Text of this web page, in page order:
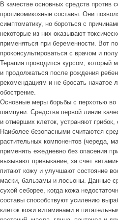
В качестве основных средств против
противомикозные составы. Они
симптоматику, но бороться с
некоторые из них оказывают
применяться при беременности. Вот
проконсультироваться с врачом и
Терапия проводится курсом, который
и продолжаться после рождения
рекомендациям и не бросать начатое
обострение.
Основные меры борьбы с перхотью во
шампуни. Средства первой линии
и отмерших клеток, устраняют
Наиболее безопасными считаются
растительных компонентов (череда,
применять ежедневно без опасения
вызывают привыкание, за счет
питают кожу и улучшают состояние
маски, бальзамы и лосьоны. Данные
сухой себорее, когда кожа
составы способствуют усилению
клеток кожи витаминами и